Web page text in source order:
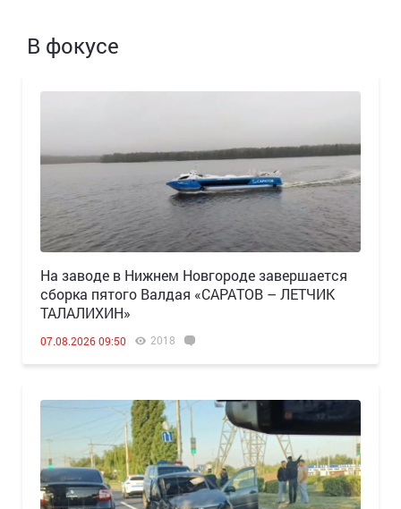
В фокусе
Н️а заводе в Нижнем Новгороде завершается
сборка пятого Валдая «САРАТОВ – ЛЕТЧИК
ТАЛАЛИХИН»
07.08.2026 09:50 2018